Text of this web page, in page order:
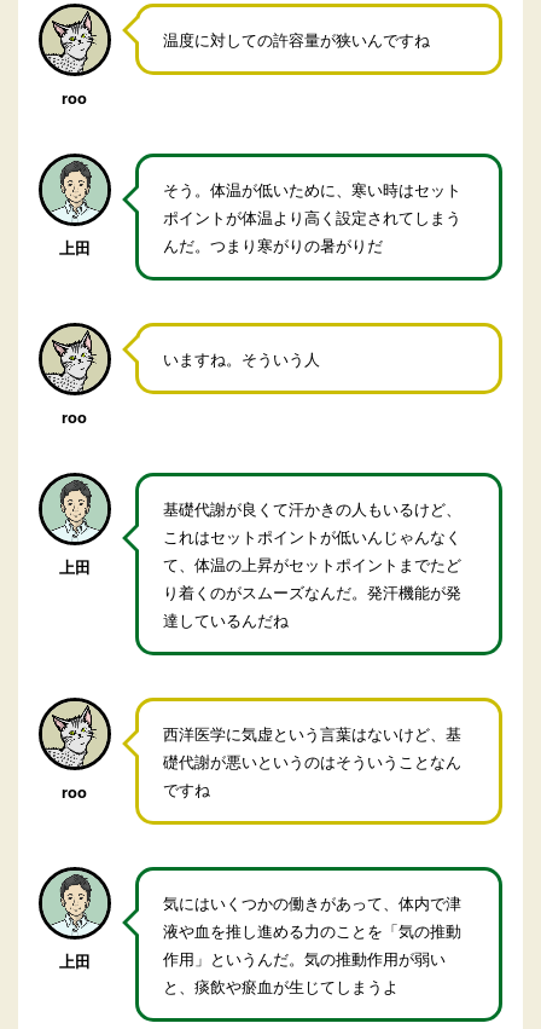
roo
温度に対しての許容量が狭いんですね
上田
そう。体温が低いために、寒い時はセット
ポイントが体温より高く設定されてしまう
んだ。つまり寒がりの暑がりだ
roo
いますね。そういう人
上田
基礎代謝が良くて汗かきの人もいるけど、
これはセットポイントが低いんじゃんなく
て、体温の上昇がセットポイントまでたど
り着くのがスムーズなんだ。発汗機能が発
達しているんだね
roo
西洋医学に気虚という言葉はないけど、基
礎代謝が悪いというのはそういうことなん
ですね
上田
気にはいくつかの働きがあって、体内で津
液や血を推し進める力のことを「気の推動
作用」というんだ。気の推動作用が弱い
と、痰飲や瘀血が生じてしまうよ